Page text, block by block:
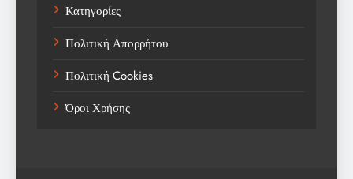
Αγορά
Αγορά Εργασίας
Αγροτικά Νέα
Αεροπορία
Κατηγορίες
Πολιτική Απορρήτου
Πολιτική Cookies
Όροι Χρήσης